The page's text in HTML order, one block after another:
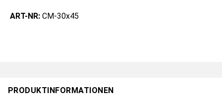
ART-NR: CM-30x45
PRODUKTINFORMATIONEN